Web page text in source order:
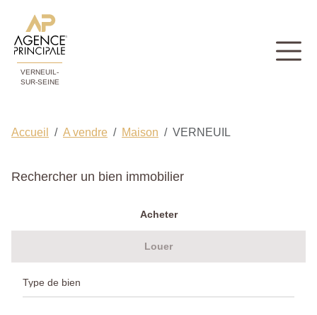
VERNEUIL-
SUR-SEINE
Accueil A vendre Maison VERNEUIL
Rechercher un bien immobilier
Acheter
Louer